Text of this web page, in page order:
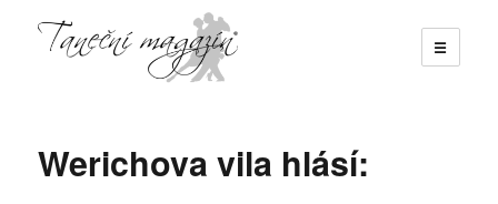
☰
Werichova vila hlásí: